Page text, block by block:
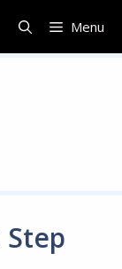
Menu
Step